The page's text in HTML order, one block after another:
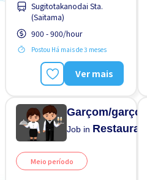
Sem experiência OK
Transporte pago
Sugitotakanodai Sta.
(Saitama)
900 - 900/hour
Postou Há mais de 3 meses
Ver mais
Garçom/
Job in
Meio período